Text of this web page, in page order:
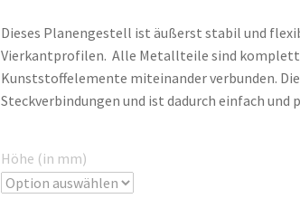
Dieses Planengestell ist äußerst stabil und
Vierkantprofilen. Alle Metallteile sind komplett
Kunststoffelemente miteinander verbunden.
Steckverbindungen und ist dadurch einfach und
Höhe (in mm)